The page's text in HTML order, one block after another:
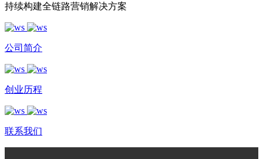
持续构建全链路营销解决方案
公司简介
创业历程
联系我们